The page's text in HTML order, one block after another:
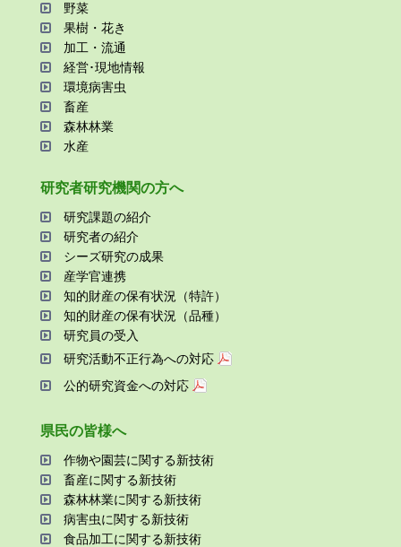
野菜
果樹・花き
加⼯・流通
経営･現地情報
環境病害⾍
畜産
森林林業
⽔産
研究者研究機関の⽅へ
研究課題の紹介
研究者の紹介
シーズ研究の成果
産学官連携
知的財産の保有状況（特許）
知的財産の保有状況（品種）
研究員の受⼊
研究活動不正⾏為への対応
公的研究資金への対応
県⺠の皆様へ
作物や園芸に関する新技術
畜産に関する新技術
森林林業に関する新技術
病害⾍に関する新技術
⾷品加⼯に関する新技術